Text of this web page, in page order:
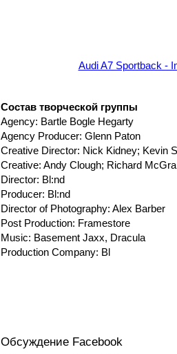
Audi A7 Sportback -
Состав творческой группы
Agency: Bartle Bogle Hegarty
Agency Producer: Glenn Paton
Creative Director: Nick Kidney; Kevin
Creative: Andy Clough; Richard
Director: Bl:nd
Producer: Bl:nd
Director of Photography: Alex Barber
Post Production: Framestore
Music: Basement Jaxx, Dracula
Production Company: Bl
Обсуждение Facebook